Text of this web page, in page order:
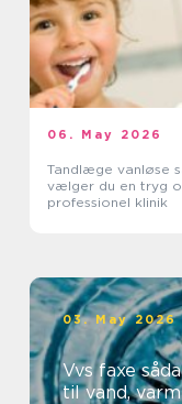
06. May 2026
Tandlæge vanløse sådan
vælger du en tryg
professionel klinik
03. May 2026
Vvs faxe sådan finder du den rette hjælp
til vand,